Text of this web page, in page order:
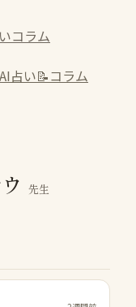
コラム
AI占い📝コラム
先生